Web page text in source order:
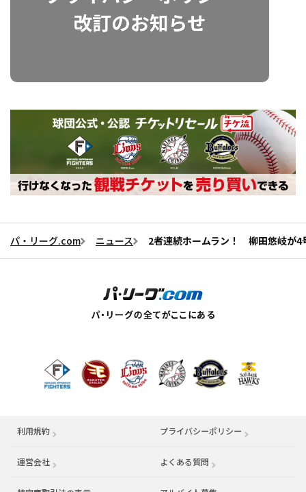
パ・リーグ.com ニュース 2者連続ホームラン！ 柳田悠岐が4
利用規約 プライバシーポリシー
運営会社 （別ウィンドウで開く） よくある質問